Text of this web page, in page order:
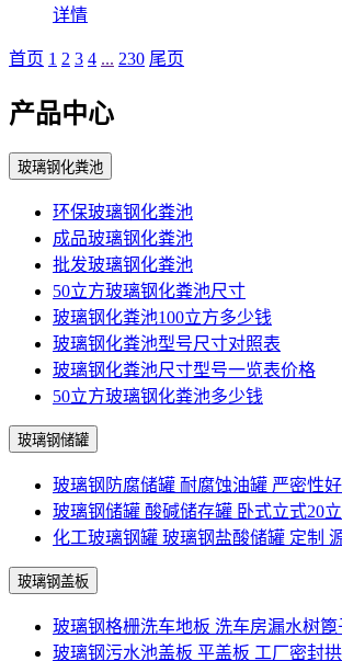
详情
首页 1 2 3 4 ... 230 尾页
产品中心
玻璃钢化粪池
环保玻璃钢化粪池
成品玻璃钢化粪池
批发玻璃钢化粪池
50立方玻璃钢化粪池尺寸
玻璃钢化粪池100立方多少钱
玻璃钢化粪池型号尺寸对照表
玻璃钢化粪池尺寸型号一览表价格
50立方玻璃钢化粪池多少钱
玻璃钢储罐
玻璃钢防腐储罐 耐腐蚀油罐 严密性
玻璃钢储罐 酸碱储存罐 卧式立式20
化工玻璃钢罐 玻璃钢盐酸储罐 定制
玻璃钢盖板
玻璃钢格栅洗车地板 洗车房漏水树
玻璃钢污水池盖板 平盖板 工厂密封